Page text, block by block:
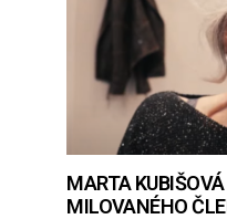
MARTA
MILOVANÉHO